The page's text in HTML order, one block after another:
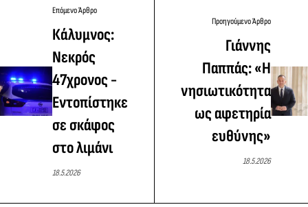
Επόμενο Άρθρο
Κάλυμνος:
Νεκρός
47χρονος -
Εντοπίστηκε
σε σκάφος
στο λιμάνι
18.5.2026
Προηγούμενο Άρθρο
Γιάννης
Παππάς: «Η
νησιωτικότητα
ως αφετηρία
ευθύνης»
18.5.2026